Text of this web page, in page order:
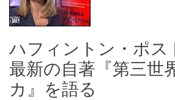
ハフィントン・ポ
最新の自著『第三世
カ』を語る